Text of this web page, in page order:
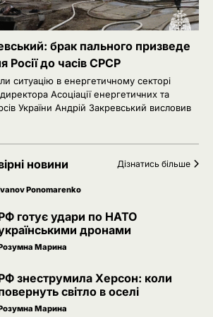
брак пального призведе
Росії до часів СРСР
ситуацію в енергетичному секторі
Асоціації енергетичних та
України Андрій Закревський висловив
новини Дізнатись більше
заявив про скасований удар
Україні після контактів
Ponomarenko
Зеленський звільнив ще сімох
дипломатичних місій
нерухомість після 2025
які проєкти формують новий
столиці
Ponomarenko
готує удари по НАТО
дронами
Марина
знеструмила Херсон: коли
світло в оселі
Марина